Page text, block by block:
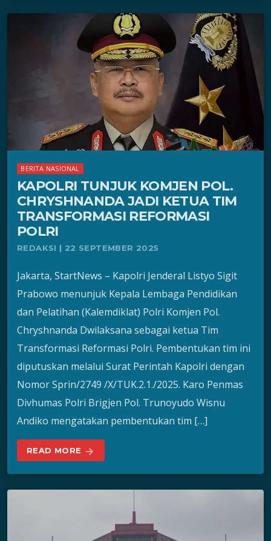
BERITA NASIONAL
KAPOLRI TUNJUK KOMJEN POL.
CHRYSHNANDA JADI KETUA TIM
TRANSFORMASI REFORMASI
POLRI
REDAKSI | 22 SEPTEMBER 2025
Jakarta, StartNews – Kapolri Jenderal Listyo Sigit
Prabowo menunjuk Kepala Lembaga Pendidikan
dan Pelatihan (Kalemdiklat) Polri Komjen Pol.
Chryshnanda Dwilaksana sebagai ketua Tim
Transformasi Reformasi Polri. Pembentukan tim ini
diputuskan melalui Surat Perintah Kapolri dengan
Nomor Sprin/2749 /X/TUK.2.1./2025. Karo Penmas
Divhumas Polri Brigjen Pol. Trunoyudo Wisnu
Andiko mengatakan pembentukan tim […]
READ MORE arrow_forward